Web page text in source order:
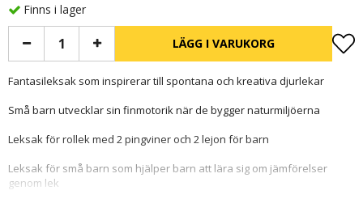
Finns i lager
LÄGG I VARUKORG
Fantasileksak som inspirerar till spontana och kreativa djurlekar
Små barn utvecklar sin finmotorik när de bygger naturmiljöerna
Leksak för rollek med 2 pingviner och 2 lejon för barn
Leksak för små barn som hjälper barn att lära sig om jämförelser
genom lek